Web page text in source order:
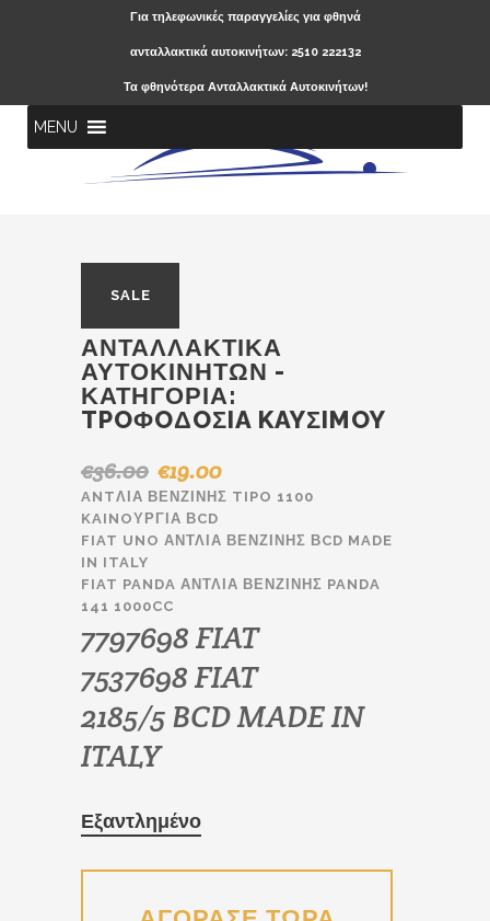
Για τηλεφωνικές παραγγελίες για φθηνά
ανταλλακτικά αυτοκινήτων: 2510 222132
Τα φθηνότερα Ανταλλακτικά Αυτοκινήτων!
MENU
SALE
ΑΝΤΑΛΛΑΚΤΙΚΆ
ΑΥΤΟΚΙΝΉΤΩΝ -
ΚΑΤΗΓΟΡΊΑ:
TPOΦOΔOΣIA KAYΣIMOY
€36.00 Original
price
was:
€36.00.
€19.00Η
τρέχουσα
είναι:
ANTΛΙΑ ΒΕΝΖΙΝΗΣ TIPO 1100
KAINOΥΡΓΙΑ ΒCD
FIAT UNO ΑΝΤΛΙΑ ΒΕΝΖΙΝΗΣ ΒCD MADE
IN ITALY
FIAT PANDA ΑΝΤΛΙΑ ΒΕΝΖΙΝΗΣ PANDA
141 1000CC
7797698 FIAT
7537698 FIAT
2185/5 BCD MADE IN
ITALY
Εξαντλημένο